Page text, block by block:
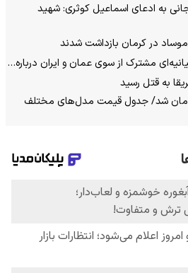
به ادعای اسماعیل کوثری: شهید
مشترک از سوی عمان و ایران درباره…
به قتل رسید
میلیون تومان شد/ جدول قیمت مدل‌های مختلف